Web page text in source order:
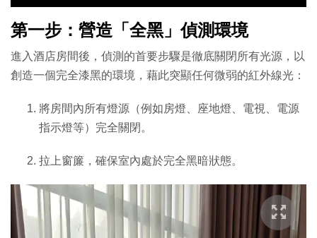
第一步：營造「全黑」偵測環境
進入酒店房間後，偵測的首要步驟是徹底關閉所有光源，以
創造一個完全漆黑的環境，藉此突顯任何微弱的紅外線光：
將房間內所有燈源（例如房燈、座地燈、電視、電源
指示燈等）完全關閉。
拉上窗簾，確保室內處於完全黑暗狀態。